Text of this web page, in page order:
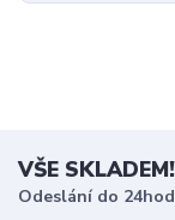
VŠE
Odeslání do